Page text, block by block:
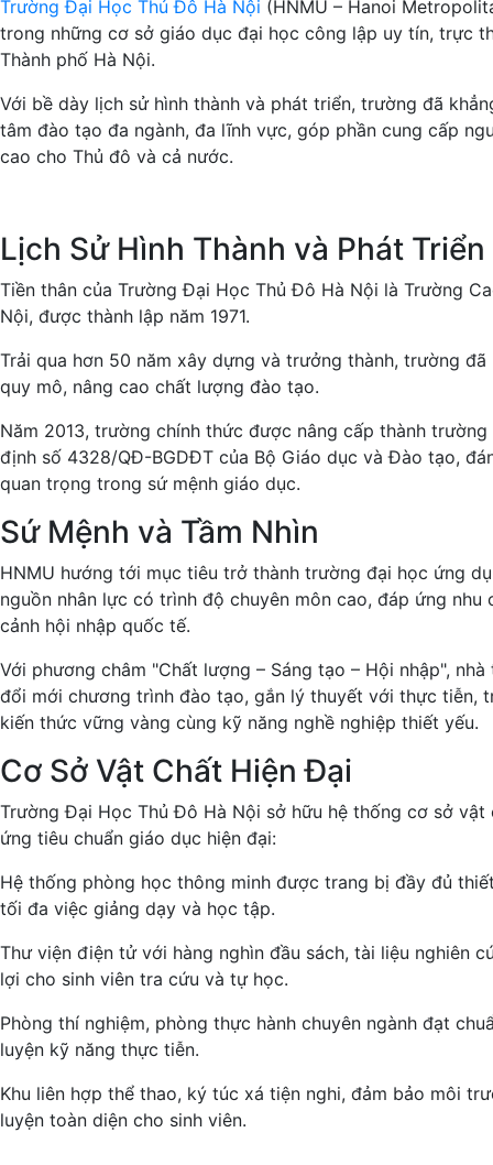
Trường Đại Học Thủ Đô Hà Nội (HNMU – Hanoi
trong những cơ sở giáo dục đại học công lập uy tín, trực
Thành phố Hà Nội.
Với bề dày lịch sử hình thành và phát triển, trường đã
tâm đào tạo đa ngành, đa lĩnh vực, góp phần cung cấp
cao cho Thủ đô và cả nước.
Lịch Sử Hình Thành và Phát Triển
Tiền thân của Trường Đại Học Thủ Đô Hà Nội là Trường
Nội, được thành lập năm 1971.
Trải qua hơn 50 năm xây dựng và trưởng thành, trường
quy mô, nâng cao chất lượng đào tạo.
Năm 2013, trường chính thức được nâng cấp thành
định số 4328/QĐ-BGDĐT của Bộ Giáo dục và Đào tạo,
quan trọng trong sứ mệnh giáo dục.
Sứ Mệnh và Tầm Nhìn
HNMU hướng tới mục tiêu trở thành trường đại học ứng
nguồn nhân lực có trình độ chuyên môn cao, đáp ứng nhu
cảnh hội nhập quốc tế.
Với phương châm "Chất lượng – Sáng tạo – Hội nhập",
đổi mới chương trình đào tạo, gắn lý thuyết với thực tiễn,
kiến thức vững vàng cùng kỹ năng nghề nghiệp thiết yếu.
Cơ Sở Vật Chất Hiện Đại
Trường Đại Học Thủ Đô Hà Nội sở hữu hệ thống cơ sở vật
ứng tiêu chuẩn giáo dục hiện đại:
Hệ thống phòng học thông minh được trang bị đầy đủ
tối đa việc giảng dạy và học tập.
Thư viện điện tử với hàng nghìn đầu sách, tài liệu nghiên
lợi cho sinh viên tra cứu và tự học.
Phòng thí nghiệm, phòng thực hành chuyên ngành đạt
luyện kỹ năng thực tiễn.
Khu liên hợp thể thao, ký túc xá tiện nghi, đảm bảo môi
luyện toàn diện cho sinh viên.